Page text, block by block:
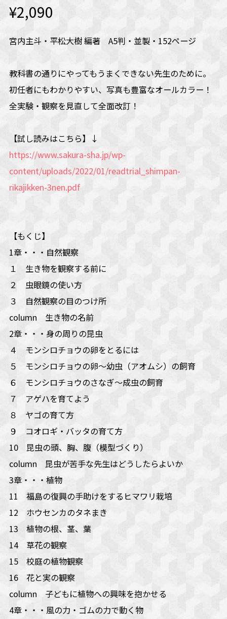
¥2,090
宮内主斗・平松大樹 編著 A5判・並製・152ページ
教科書の通りにやってもうまくできない先生のために。
初任者にもわかりやすい、写真も豊富なオールカラー！
全実験・観察を見直して全面改訂！
【試し読みはこちら】↓
https://www.sakura-sha.jp/wp-
content/uploads/2022/01/readtrial_shimpan-
rikajikken-3nen.pdf
【もくじ】
1章・・・自然観察
１ 生き物を観察する前に
２ 虫眼鏡の使い方
３ 自然観察の目のつけ所
column 生き物の名前
2章・・・身の周りの昆虫
４ モンシロチョウの卵をとるには
５ モンシロチョウの卵～幼虫（アオムシ）の飼育
６ モンシロチョウのさなぎ～成虫の飼育
７ アゲハを育てよう
８ ヤゴの育て方
９ コオロギ・バッタの育て方
10 昆虫の頭、胸、腹（模型づくり）
column 昆虫が苦手な先生はどうしたらよいか
3章・・・植物
11 福島の復興の手助けをするヒマワリ栽培
12 ホウセンカのタネまき
13 植物の根、茎、葉
14 草花の観察
15 校庭の植物観察
16 花と実の観察
column 子どもに植物への興味を抱かせる
4章・・・風の力・ゴムの力で動く物